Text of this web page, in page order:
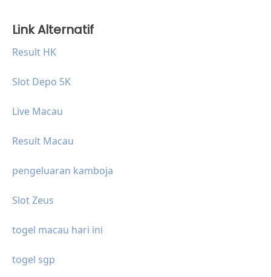
Link Alternatif
Result HK
Slot Depo 5K
Live Macau
Result Macau
pengeluaran kamboja
Slot Zeus
togel macau hari ini
togel sgp